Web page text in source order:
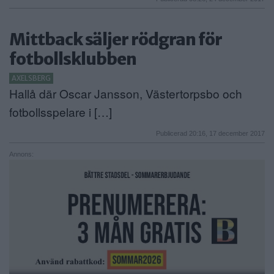
Mittback säljer rödgran för
fotbollsklubben
AXELSBERG
Hallå där Oscar Jansson, Västertorpsbo och
fotbollsspelare i […]
Publicerad 20:16, 17 december 2017
Annons: